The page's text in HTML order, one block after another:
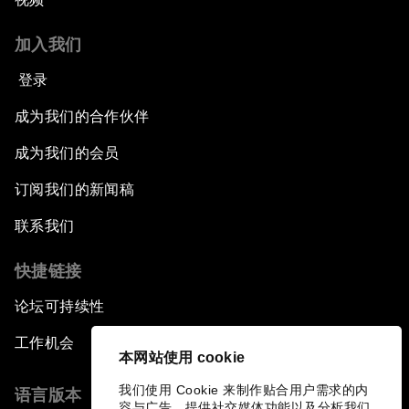
本网站使用 cookie
我们使用 Cookie 来制作贴合用户需求的内
加入我们
登录
成为我们的合作伙伴
成为我们的会员
订阅我们的新闻稿
联系我们
快捷链接
论坛可持续性
工作机会
语言版本